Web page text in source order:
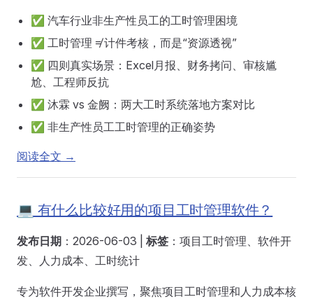
✅ 汽车行业非生产性员工的工时管理困境
✅ 工时管理 ≠ 计件考核，而是“资源透视”
✅ 四则真实场景：Excel月报、财务拷问、审核尴
尬、工程师反抗
✅ 沐霖 vs 金阙：两大工时系统落地方案对比
✅ 非生产性员工工时管理的正确姿势
阅读全文 →
💻 有什么比较好用的项目工时管理软件？
发布日期 ：2026-06-03 | 标签 ：项目工时管理、软件开
发、人力成本、工时统计
专为软件开发企业撰写，聚焦项目工时管理和人力成本核